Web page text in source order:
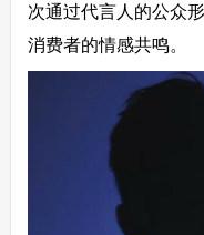
次通过代言人的公众
消费者的情感共鸣。